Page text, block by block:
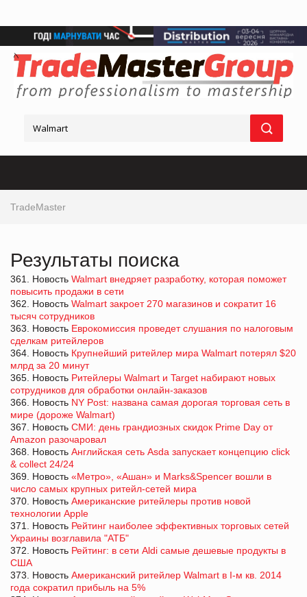
TradeMaster
Результаты поиска
361. Новость Walmart внедряет разработку, которая поможет
повысить продажи в сети
362. Новость Walmart закроет 270 магазинов и сократит 16
тысяч сотрудников
363. Новость Еврокомиссия проведет слушания по налоговым
сделкам ритейлеров
364. Новость Крупнейший ритейлер мира Walmart потерял $20
млрд за 20 минут
365. Новость Ритейлеры Walmart и Target набирают новых
сотрудников для обработки онлайн-заказов
366. Новость NY Post: названа самая дорогая торговая сеть в
мире (дороже Walmart)
367. Новость СМИ: день грандиозных скидок Prime Day от
Amazon разочаровал
368. Новость Английская сеть Asda запускает концепцию click
& collect 24/24
369. Новость «Метро», «Ашан» и Marks&Spencer вошли в
число самых крупных ритейл-сетей мира
370. Новость Американские ритейлеры против новой
технологии Apple
371. Новость Рейтинг наиболее эффективных торговых сетей
Украины возглавила "АТБ"
372. Новость Рейтинг: в сети Aldi самые дешевые продукты в
США
373. Новость Американский ритейлер Walmart в І-м кв. 2014
года сократил прибыль на 5%